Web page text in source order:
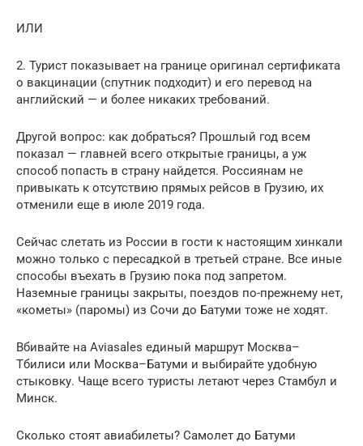
ИЛИ
2. Турист показывает на границе оригинал сертификата
о вакцинации (спутник подходит) и его перевод на
английский — и более никаких требований.
Другой вопрос: как добраться? Прошлый год всем
показал — главней всего открытые границы, а уж
способ попасть в страну найдется. Россиянам не
привыкать к отсутствию прямых рейсов в Грузию, их
отменили еще в июле 2019 года.
Сейчас слетать из России в гости к настоящим хинкали
можно только с пересадкой в третьей стране. Все иные
способы въехать в Грузию пока под запретом.
Наземные границы закрыты, поездов по-прежнему нет,
«кометы» (паромы) из Сочи до Батуми тоже не ходят.
Вбивайте на Aviasales единый маршрут Москва–
Тбилиси или Москва–Батуми и выбирайте удобную
стыковку. Чаще всего туристы летают через Стамбул и
Минск.
Сколько стоят авиабилеты? Самолет до Батуми